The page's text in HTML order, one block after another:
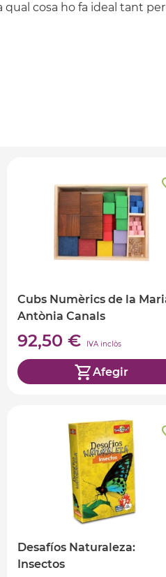
qual cosa ho fa ideal tant per
Cubs Numèrics de la
Antònia Canals
92,50 € IVA inclòs
Afegir
Desafíos Naturaleza:
Insectos